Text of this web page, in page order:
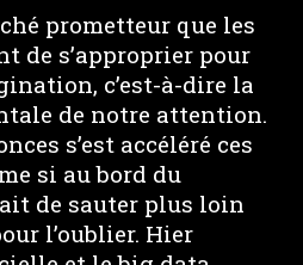
prometteur que les
de s’approprier pour
c’est-à-dire la
de notre attention.
s’est accéléré ces
si au bord du
de sauter plus loin
l’oublier. Hier